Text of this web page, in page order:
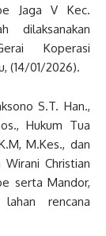
Jaga V Kec.
dilaksanakan
Koperasi
(14/01/2026).
S.T. Han.,
Hukum Tua
M.Kes., dan
Christian
serta Mandor,
rencana